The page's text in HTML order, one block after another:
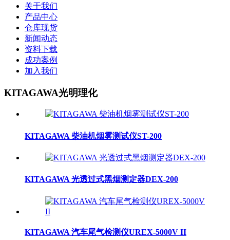
关于我们
产品中心
仓库现货
新闻动态
资料下载
成功案例
加入我们
KITAGAWA光明理化
KITAGAWA 柴油机烟雾测试仪ST-200
KITAGAWA 光透过式黑烟测定器DEX-200
KITAGAWA 汽车尾气检测仪UREX-5000V II